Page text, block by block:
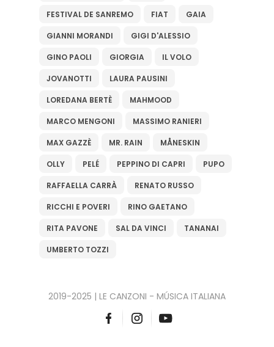
FESTIVAL DE SANREMO FIAT GAIA
GIANNI MORANDI GIGI D'ALESSIO
GINO PAOLI GIORGIA IL VOLO
JOVANOTTI LAURA PAUSINI
LOREDANA BERTÈ MAHMOOD
MARCO MENGONI MASSIMO RANIERI
MAX GAZZÈ MR. RAIN MÅNESKIN
OLLY PELÉ PEPPINO DI CAPRI PUPO
RAFFAELLA CARRÀ RENATO RUSSO
RICCHI E POVERI RINO GAETANO
RITA PAVONE SAL DA VINCI TANANAI
UMBERTO TOZZI
2019-2025 | LE CANZONI - MÚSICA ITALIANA